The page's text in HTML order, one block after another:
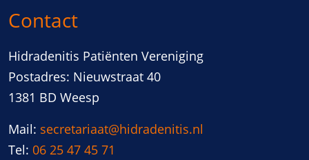
Contact
Hidradenitis Patiënten Vereniging
Postadres: Nieuwstraat 40
1381 BD Weesp
Mail: secretariaat@hidradenitis.nl
Tel: 06 25 47 45 71